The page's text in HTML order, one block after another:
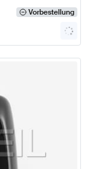
Vorbestellung